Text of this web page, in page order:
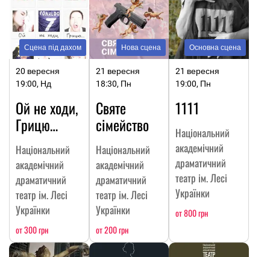
Сцена під дахом
20 вересня
19:00, Нд
Ой не ходи,
Грицю…
Національний
академічний
драматичний
театр ім. Лесі
Українки
от 300 грн
Нова сцена
21 вересня
18:30, Пн
Святе
сімейство
Національний
академічний
драматичний
театр ім. Лесі
Українки
от 200 грн
Основна сцена
21 вересня
19:00, Пн
1111
Національний
академічний
драматичний
театр ім. Лесі
Українки
от 800 грн